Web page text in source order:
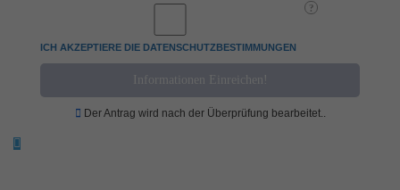
ICH AKZEPTIERE DIE DATENSCHUTZBESTIMMUNGEN
Der Antrag wird nach der Überprüfung bearbeitet..